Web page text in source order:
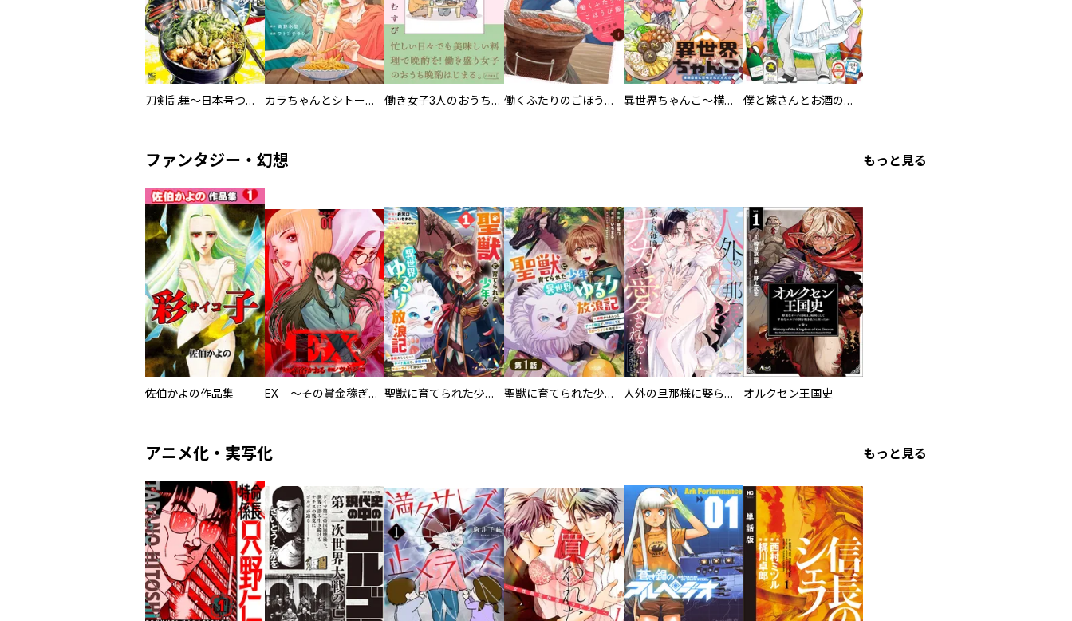
刀剣乱舞～日本号つれづれ酒～ カラちゃんとシトーさんと、 【分冊版】 働き女子3人のおうち晩酌 働くふたりのごほうび飯 異世界ちゃんこ～横綱目前に召喚されたんだが～ 【連載版】 僕と嫁さんとお酒の関係
ファンタジー・幻想 もっと見る
佐伯かよの作品集 EX ～その賞金稼ぎは、世界の出口を探す～【単行本版】 聖獣に育てられた少年の異世界ゆるり放浪記～神様からもらったチート魔法で、仲間たちとスローライフを満喫中～ 聖獣に育てられた少年の異世界ゆるり放浪記～神様からもらったチート魔法で、仲間たちとスローライフを満喫中～【分冊版】 人外の旦那様に娶られ毎晩ナカまで愛される…。アンソロジー オルクセン王国史
アニメ化・実写化 もっと見る